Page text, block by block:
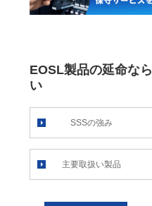
EOSL製品の延命なら
い
SSSの強み
主要取扱い製品